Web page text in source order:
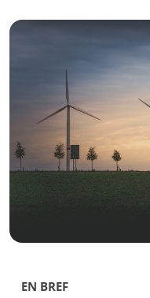
EN BREF